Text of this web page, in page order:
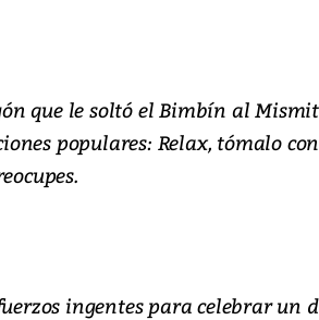
que le soltó el Bimbín al
populares: Relax, tómalo
ingentes para celebrar un